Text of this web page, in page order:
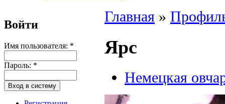
Войти
Имя пользователя: *
Пароль: *
Главная »
Ярс
Немецкая